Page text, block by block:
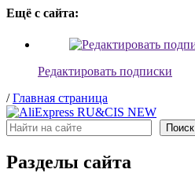
Ещё с сайта:
Редактировать подписки
/Главная страница
Поиск Поиск
Разделы сайта